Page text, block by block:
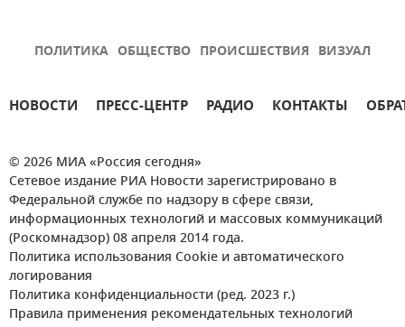
ПОЛИТИКА ОБЩЕСТВО ПРОИСШЕСТВИЯ ВИЗУАЛ
НОВОСТИ ПРЕСС-ЦЕНТР РАДИО КОНТАКТЫ
© 2026 МИА «Россия сегодня»
Сетевое издание РИА Новости зарегистрировано в
Федеральной службе по надзору в сфере связи,
информационных технологий и массовых коммуникаций
(Роскомнадзор) 08 апреля 2014 года.
Политика использования Cookie и автоматического
логирования
Политика конфиденциальности (ред. 2023 г.)
Правила применения рекомендательных технологий